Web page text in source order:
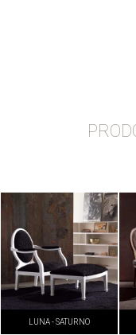
LUNA - SATURNO